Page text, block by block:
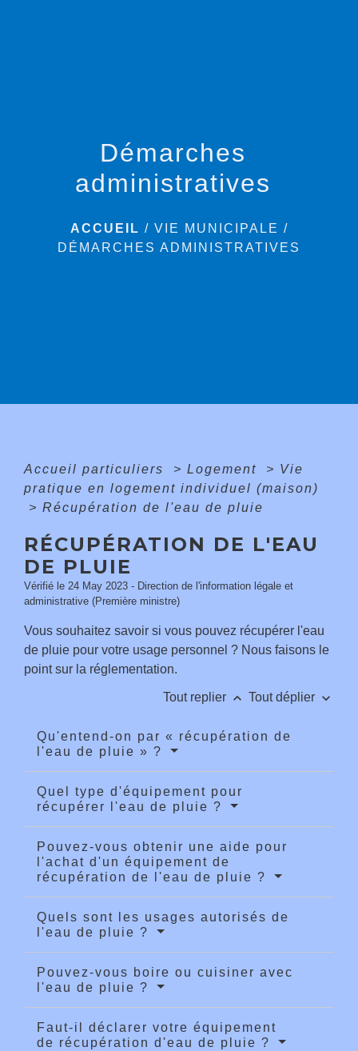
Démarches
administratives
ACCUEIL / VIE MUNICIPALE /
DÉMARCHES ADMINISTRATIVES
Accueil particuliers > Logement > Vie
pratique en logement individuel (maison)
> Récupération de l'eau de pluie
RÉCUPÉRATION DE L'EAU
DE PLUIE
Vérifié le 24 May 2023 - Direction de l'information légale et
administrative (Première ministre)
Vous souhaitez savoir si vous pouvez récupérer l'eau
de pluie pour votre usage personnel ? Nous faisons le
point sur la réglementation.
Tout replier keyboard_arrow_up Tout déplier keyboard_arrow_down
Qu'entend-on par « récupération de
l'eau de pluie » ?
Quel type d'équipement pour
récupérer l'eau de pluie ?
Pouvez-vous obtenir une aide pour
l'achat d'un équipement de
récupération de l'eau de pluie ?
Quels sont les usages autorisés de
l'eau de pluie ?
Pouvez-vous boire ou cuisiner avec
l'eau de pluie ?
Faut-il déclarer votre équipement
de récupération d'eau de pluie ?